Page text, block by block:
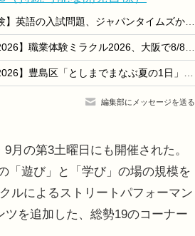
【大学受験】英語の入試問題、ジャパンタイムズから180問出題…AIなど時事頻出
【夏休み2026】職業体験ミラクル2026、大阪で8/8…専門学校8校集結
【夏休み2026】豊島区「としまでまなぶ夏の1日」7/26…職業体験やSDGsなど15ブース
編集部にメッセージを送る
月の第3土曜日にも開催された。
「遊び」と「学び」の場の規模を
ルによるストリートパフォーマン
を追加した、総勢19のコーナー